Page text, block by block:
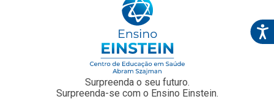
Surpreenda o seu futuro.
Surpreenda-se com o Ensino Einstein.